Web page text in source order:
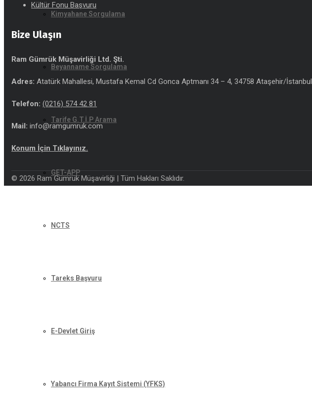
Kimyahane Sorgulama
Beyanname Sorgulama
Tarife G.T.İ.P Arama
GET-APP
NCTS
Tareks Başvuru
E-Devlet Giriş
Yabancı Firma Kayıt Sistemi (YFKS)
Kültür Fonu Başvuru
Bize Ulaşın
Ram Gümrük Müşavirliği Ltd. Şti.
Adres: Atatürk Mahallesi, Mustafa Kemal Cd Gonca Aptmanı 34 – 4, 34758 Ataşehir/İstanbul
Telefon: (0216) 574 42 81
Mail: info@ramgumruk.com
Konum İçin Tıklayınız.
© 2026 Ram Gümrük Müşavirliği | Tüm Hakları Saklıdır.